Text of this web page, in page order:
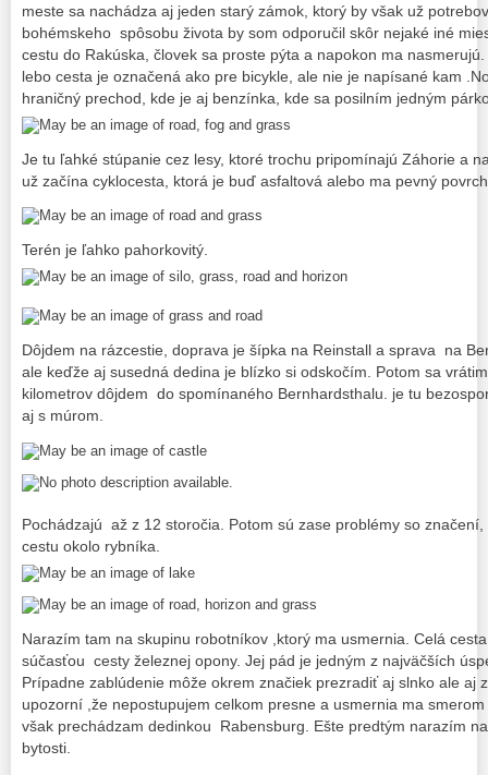
meste sa nachádza aj jeden starý zámok, ktorý by však už
bohémskeho spôsobu života by som odporučil skôr nejaké iné
cestu do Rakúska, človek sa proste pýta a napokon ma
lebo cesta je označená ako pre bicykle, ale nie je napísané kam
hraničný prechod, kde je aj benzínka, kde sa posilním jedným
Je tu ľahké stúpanie cez lesy, ktoré trochu pripomínajú Záhorie a
už začína cyklocesta, ktorá je buď asfaltová alebo ma pevný
Terén je ľahko pahorkovitý.
Dôjdem na rázcestie, doprava je šípka na Reinstall a sprava na
ale keďže aj susedná dedina je blízko si odskočím. Potom sa
kilometrov dôjdem do spomínaného Bernhardsthalu. je tu
aj s múrom.
Pochádzajú až z 12 storočia. Potom sú zase problémy so
cestu okolo rybníka.
Narazím tam na skupinu robotníkov ,ktorý ma usmernia. Celá
súčasťou cesty železnej opony. Jej pád je jedným z najväčších
Prípadne zablúdenie môže okrem značiek prezradiť aj slnko ale aj
upozorní ,že nepostupujem celkom presne a usmernia ma
však prechádzam dedinkou Rabensburg. Ešte predtým narazím
bytosti.